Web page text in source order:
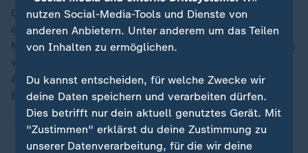
Gerade politische Situationen seien "oft schwer
einzuschätzen", sagte der Münchner, "selbst für die
Menschen, die sich beruflich damit beschäftigen. Dass
wir Spieler diese Probleme lösen oder daran etwas
ändern können: Das ist die falsche
Erwartungshaltung."
nutzen Social-Media-Tools und Dienste von
anderen Anbietern. Unter anderem um das Teilen
von Inhalten zu ermöglichen.
Du kannst entscheiden, für welche Zwecke wir
deine Daten speichern und verarbeiten dürfen.
Dies betrifft nur dein aktuell genutztes Gerät. Mit
"Zustimmen" erklärst du deine Zustimmung zu
unserer Datenverarbeitung, für die wir deine